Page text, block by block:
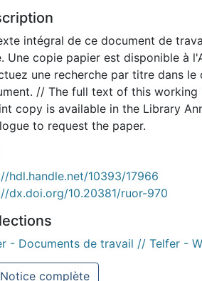
intégral de ce document de
Une copie papier est disponible à
une recherche par titre dans
// The full text of this working
copy is available in the Library
to request the paper.
hdl.handle.net/10393/17966
dx.doi.org/10.20381/ruor-970
- Documents de travail // Telfer -
Notice complète